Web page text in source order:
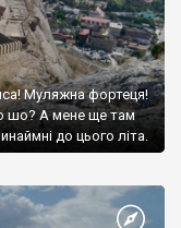
Муляжна фортеця!
шо? А мене ще там
до цього літа.